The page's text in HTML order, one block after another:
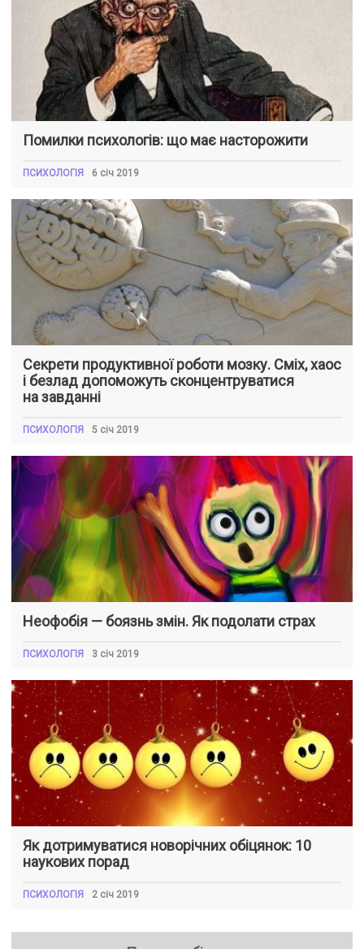
Помилки психологів: що має насторожити
ПСИХОЛОГІЯ 6 січ 2019
Секрети продуктивної роботи мозку. Сміх, хаос
і безлад допоможуть сконцентруватися
на завданні
ПСИХОЛОГІЯ 5 січ 2019
Неофобія — боязнь змін. Як подолати страх
ПСИХОЛОГІЯ 3 січ 2019
Як дотримуватися новорічних обіцянок: 10
наукових порад
ПСИХОЛОГІЯ 2 січ 2019